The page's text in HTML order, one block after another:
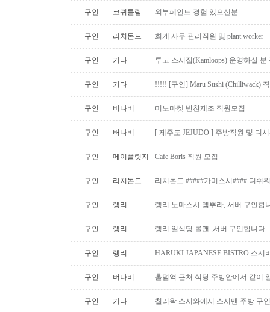
구인 코퀴틀람 외부페인트 경험 있으신분
구인 리치몬드 회계 사무 관리직원 및 plant worker
구인 기타 투고 스시집(Kamloops) 운영하실
구인 기타 !!!!! [구인] Maru Sushi (Chilliwack)
구인 버나비 미노마켓 반찬제조 직원모집
구인 버나비 [ 제주도 JEJUDO ] 주방직원 및 디
구인 메이플릿지 Cafe Boris 직원 모집
구인 리치몬드 리치몬드 #####가미스시#### 디쉬
구인 랭리 랭리 노마스시 뎀뿌라, 서버 구인합
구인 랭리 랭리 일식당 롤맨 ,서버 구인합니다
구인 랭리 HARUKI JAPANESE BISTRO 스시
구인 버나비 홀덤역 근처 식당 주방안에서 같이
구인 기타 칠리왁 스시와에서 스시맨 주방 구